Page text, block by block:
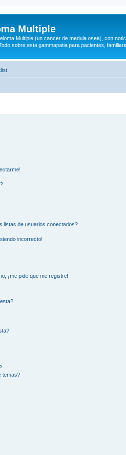
Multiple
Multiple (un cancer de medula osea), con
sobre esta gammapatia para pacientes,
listas de usuarios conectados?
incorrecto!
¡me pide que me registre!
temas?